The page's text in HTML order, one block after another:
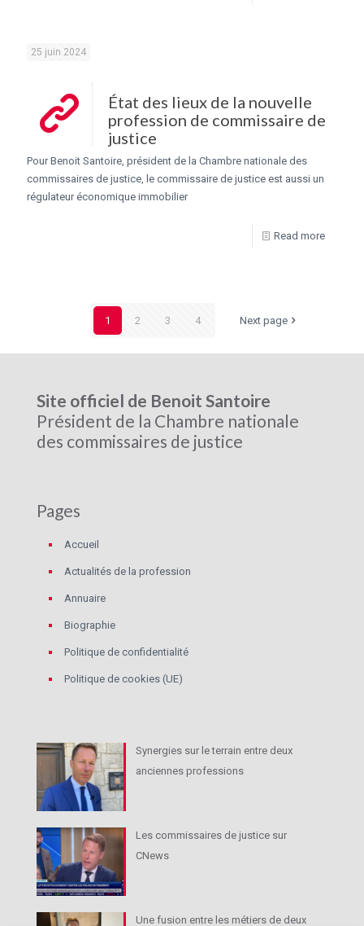
25 juin 2024
État des lieux de la nouvelle
profession de commissaire de
justice
Pour Benoit Santoire, président de la Chambre nationale des
commissaires de justice, le commissaire de justice est aussi un
régulateur économique immobilier
Read more
1 2 3 4 Next page
Site officiel de Benoit Santoire
Président de la Chambre nationale
des commissaires de justice
Pages
Accueil
Actualités de la profession
Annuaire
Biographie
Politique de confidentialité
Politique de cookies (UE)
Synergies sur le terrain entre deux
anciennes professions
Les commissaires de justice sur
CNews
Une fusion entre les métiers de deux